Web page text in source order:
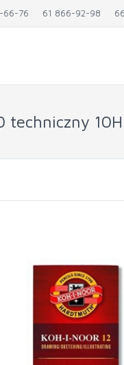
66-76 61 866-92-98
techniczny